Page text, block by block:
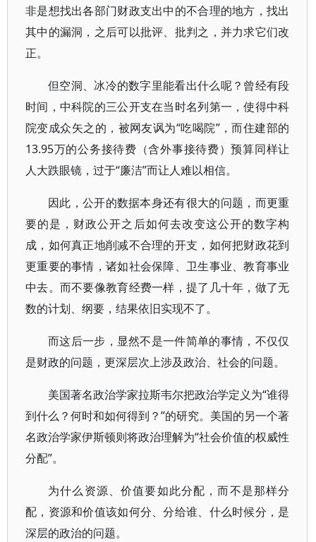
非是想找出各部门财政支出中的不合理的地方，找出
其中的漏洞，之后可以批评、批判之，并力求它们改
正。
但空洞、冰冷的数字里能看出什么呢？曾经有段
时间，中科院的三公开支在当时名列第一，使得中科
院变成众矢之的，被网友讽为“吃喝院”，而住建部的
13.95万的公务接待费（含外事接待费）预算同样让
人大跌眼镜，过于“廉洁”而让人难以相信。
因此，公开的数据本身还有很大的问题，而更重
要的是，财政公开之后如何去改变这公开的数字构
成，如何真正地削减不合理的开支，如何把财政花到
更重要的事情，诸如社会保障、卫生事业、教育事业
中去。而不要像教育经费一样，提了几十年，做了无
数的计划、纲要，结果依旧实现不了。
而这后一步，显然不是一件简单的事情，不仅仅
是财政的问题，更深层次上涉及政治、社会的问题。
美国著名政治学家拉斯韦尔把政治学定义为“谁得
到什么？何时和如何得到？”的研究。美国的另一个著
名政治学家伊斯顿则将政治理解为“社会价值的权威性
分配”。
为什么资源、价值要如此分配，而不是那样分
配，资源和价值该如何分、分给谁、什么时候分，是
深层的政治的问题。